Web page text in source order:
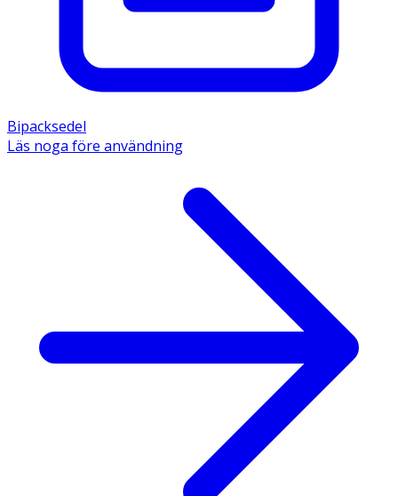
Bipacksedel
Läs noga före användning